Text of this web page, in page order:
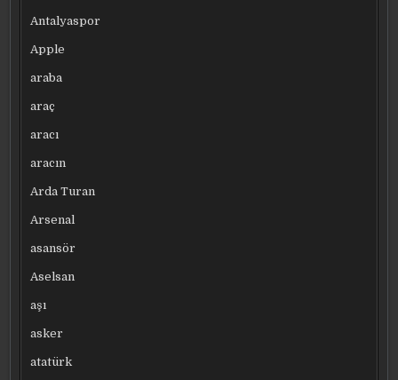
Antalyaspor
Apple
araba
araç
aracı
aracın
Arda Turan
Arsenal
asansör
Aselsan
aşı
asker
atatürk